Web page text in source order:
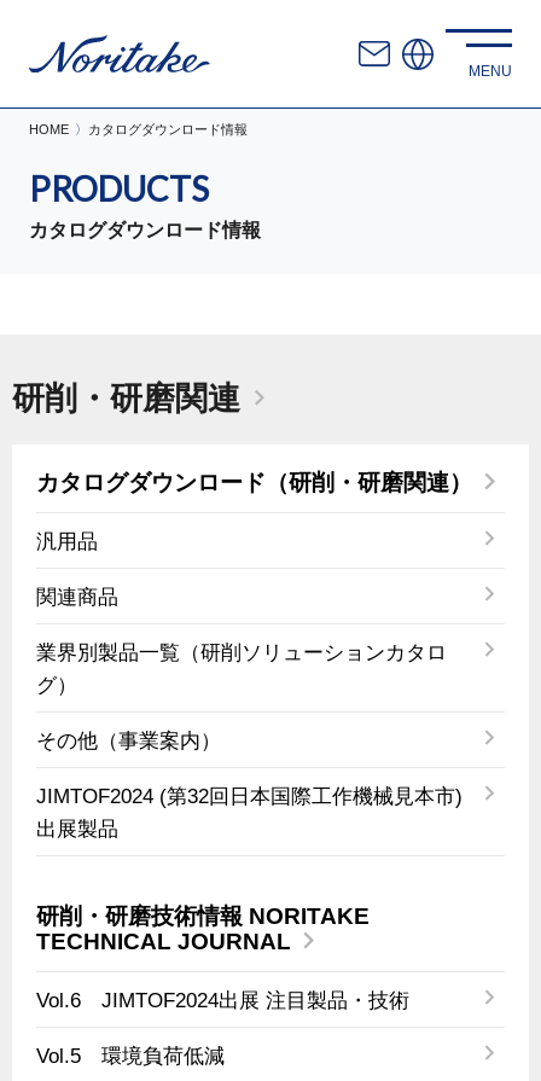
HOME カタログダウンロード情報
PRODUCTS
カタログダウンロード情報
研削・研磨関連
カタログダウンロード（研削・研磨関連）
汎用品
関連商品
業界別製品一覧（研削ソリューションカタロ
グ）
その他（事業案内）
JIMTOF2024 (第32回日本国際工作機械見本市)
出展製品
研削・研磨技術情報 NORITAKE
TECHNICAL JOURNAL
Vol.6 JIMTOF2024出展 注目製品・技術
Vol.5 環境負荷低減